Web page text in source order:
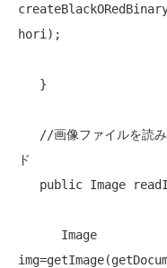
hori);
//画像ファイルを読
ド
public Image